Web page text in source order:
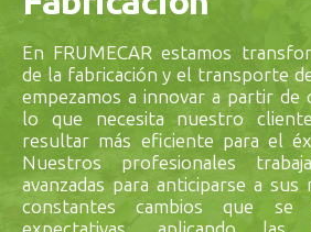
En FRUMECAR estamos
de la fabricación y el transporte
empezamos a innovar a partir de
lo que necesita nuestro
resultar más eficiente para el
Nuestros profesionales
avanzadas para anticiparse a sus
constantes cambios que se